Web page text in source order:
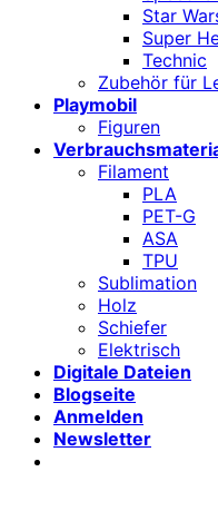
Star
Super
Technic
Zubehör für
Playmobil
Figuren
Filament
PLA
PET-G
ASA
TPU
Sublimation
Holz
Schiefer
Elektrisch
Digitale Dateien
Blogseite
Anmelden
Newsletter